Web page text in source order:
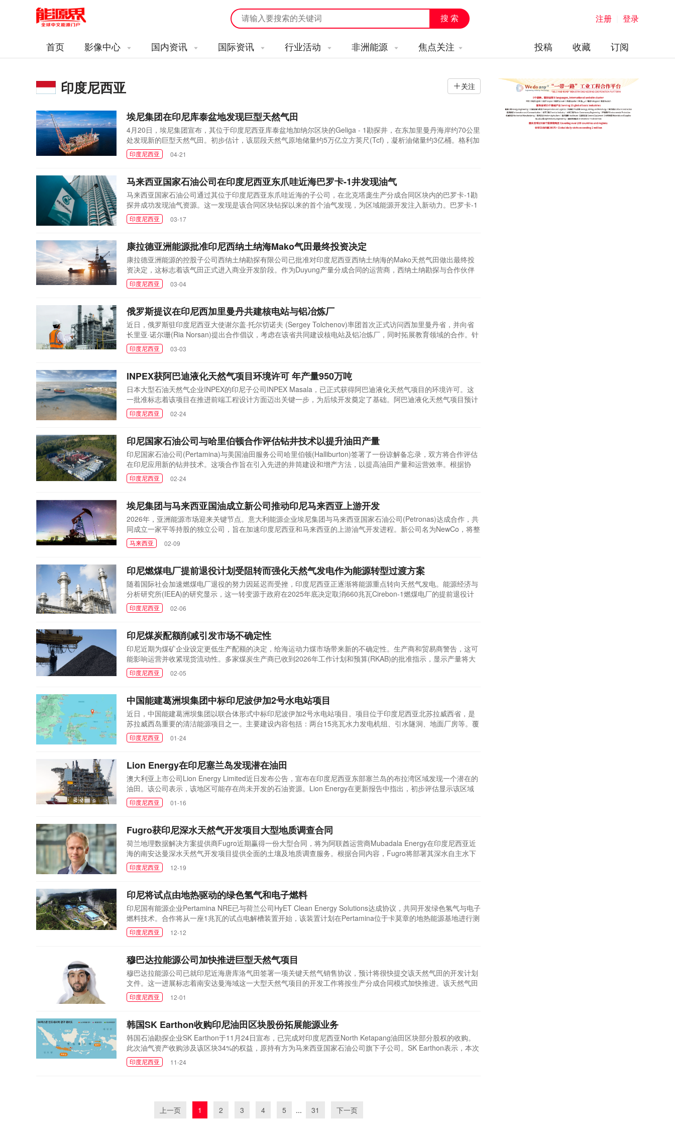
注册 登录
首页 影像中心 国内资讯 国际资讯 行业活动 非洲能源 焦点关注 订阅
收藏
投稿
印度尼西亚 关注
埃尼集团在印尼库泰盆地发现巨型天然气田
4月20日，埃尼集团宣布，其位于印度尼西亚库泰盆地加纳尔区块的Geliga - 1勘探井，在东加里曼丹海岸约70公里
处发现新的巨型天然气田。初步估计，该层段天然气原地储量约5万亿立方英尺(Tcf)，凝析油储量约3亿桶。格利加
- 1井钻探至总深度约5100米，水深约2000米，在目标中新世地层段发现显著气柱，该地层岩石物理性质优异。计
划进行钻杆测试(DST)评估储层产能。格利加 - 1井的发现是库泰盆地勘探成功记录的一部分，此前，2023年底在
印度尼西亚 04-21
马来西亚国家石油公司在印度尼西亚东爪哇近海巴罗卡-1井发现油气
马来西亚国家石油公司通过其位于印度尼西亚东爪哇近海的子公司，在北克塔庞生产分成合同区块内的巴罗卡-1勘
探井成功发现油气资源。这一发现是该合同区块钻探以来的首个油气发现，为区域能源开发注入新动力。巴罗卡-1
井于2025年11月30日开钻，钻探深度达到水下真实垂直深度3315.3米。钻探作业揭示了多个含油气层段，后续将
进行进一步评估，以分析井结果并确定其商业潜力。该井位于东爪哇盆地成熟勘探区域，周边已有多个在产油气
印度尼西亚 03-17
康拉德亚洲能源批准印尼西纳土纳海Mako气田最终投资决定
康拉德亚洲能源的控股子公司西纳土纳勘探有限公司已批准对印度尼西亚西纳土纳海的Mako天然气田做出最终投
资决定，这标志着该气田正式进入商业开发阶段。作为Duyung产量分成合同的运营商，西纳土纳勘探与合作伙伴
Empyrean Energy和Coro Energy共同推进该项目。Mako气田位于马塔克岛以北约100公里处，预计首次产气时间
为2027年第四季度。康拉德董事总经理兼首席执行官Miltos Xynogalas表示：Mako最终投资决定将公司转变为一家
印度尼西亚 03-04
俄罗斯提议在印尼西加里曼丹共建核电站与铝冶炼厂
近日，俄罗斯驻印度尼西亚大使谢尔盖·托尔切诺夫 (Sergey Tolchenov)率团首次正式访问西加里曼丹省，并向省
长里亚·诺尔珊(Ria Norsan)提出合作倡议，考虑在该省共同建设核电站及铝冶炼厂，同时拓展教育领域的合作。针
对俄方提议，西加里曼丹省政府表现出积极态度。目前，西加里曼丹省已在本格卡旺县的塞梅萨克岛为核电站项目
预留了建设用地，并在积极寻求投资方，俄方核工业代表在访问中介绍了其公司掌握的单机组功率从100兆瓦至
印度尼西亚 03-03
INPEX获阿巴迪液化天然气项目环境许可 年产量950万吨
日本大型石油天然气企业INPEX的印尼子公司INPEX Masala，已正式获得阿巴迪液化天然气项目的环境许可。这
一批准标志着该项目在推进前端工程设计方面迈出关键一步，为后续开发奠定了基础。阿巴迪液化天然气项目预计
年产量将达到950万吨。这一产量规模相当于日本年度液化天然气进口总量的10%以上，显示出项目在能源供应中
的重要地位。INPEX Masala作为INPEX在印尼的运营实体，负责项目的具体实施和管理。目前，阿巴迪液化天然
印度尼西亚 02-24
印尼国家石油公司与哈里伯顿合作评估钻井技术以提升油田产量
印尼国家石油公司(Pertamina)与美国油田服务公司哈里伯顿(Halliburton)签署了一份谅解备忘录，双方将合作评估
在印尼应用新的钻井技术。这项合作旨在引入先进的井筒建设和增产方法，以提高油田产量和运营效率。根据协
议，两家公司将评估多级水力压裂、酸压增产和先进固井服务在选定陆上油田的可行性。合作还涵盖自动化系统和
人工智能在钻井和压裂过程中的潜在应用，以优化操作流程。印尼国家石油公司总裁西蒙·曼蒂里表示：此次合作是
印度尼西亚 02-24
埃尼集团与马来西亚国油成立新公司推动印尼马来西亚上游开发
2026年，亚洲能源市场迎来关键节点。意大利能源企业埃尼集团与马来西亚国家石油公司(Petronas)达成合作，共
同成立一家平等持股的独立公司，旨在加速印度尼西亚和马来西亚的上游油气开发进程。新公司名为NewCo，将整
合双方资产，专注于在印尼和马来西亚开展一系列新的上游开发项目。此举被视为应对亚洲地区持续增长的能源需
求的重要举措。过去数年，该区域市场迅速扩张，已成为全球主要能源消费地之一。埃尼集团与马来西亚国油的合
马来西亚 02-09
印尼燃煤电厂提前退役计划受阻转而强化天然气发电作为能源转型过渡方案
随着国际社会加速燃煤电厂退役的努力因延迟而受挫，印度尼西亚正逐渐将能源重点转向天然气发电。能源经济与
分析研究所(IEEA)的研究显示，这一转变源于政府在2025年底决定取消660兆瓦Cirebon-1燃煤电厂的提前退役计
划。该决定凸显了印尼在能源转型过程中面临的现实阻碍。印尼作为东南亚重要的能源消费国，其能源政策调整对
区域市场具有显著影响。天然气发电因其相对较低的碳排放和灵活的运营特性，正成为该国能源结构中的重要组成
印度尼西亚 02-06
印尼煤炭配额削减引发市场不确定性
印尼近期为煤矿企业设定更低生产配额的决定，给海运动力煤市场带来新的不确定性。生产商和贸易商警告，这可
能影响运营并收紧现货流动性。多家煤炭生产商已收到2026年工作计划和预算(RKAB)的批准指示，显示产量将大
幅减少。雅加达此举旨在收紧海运供应并支撑价格，以应对长期供应过剩。印尼煤炭矿业协会(ICMA)已敦促能源部
重新审视削减幅度。在1月31日的信中，ICMA表示，据报道削减40-70%可能阻碍生产商履行合同承诺，导致索
印度尼西亚 02-05
中国能建葛洲坝集团中标印尼波伊加2号水电站项目
近日，中国能建葛洲坝集团以联合体形式中标印尼波伊加2号水电站项目。项目位于印度尼西亚北苏拉威西省，是
苏拉威西岛重要的清洁能源项目之一。主要建设内容包括：两台15兆瓦水力发电机组、引水隧洞、地面厂房等。覆
盖设计、采购、施工安装和调试全过程。项目建成后，将成为支撑印尼北苏拉威西省区域发展的重要清洁能源基地
有效优化当地能源结构，为区域经济社会发展注入可持续动力。...
印度尼西亚 01-24
Lion Energy在印尼塞兰岛发现潜在油田
澳大利亚上市公司Lion Energy Limited近日发布公告，宣布在印度尼西亚东部塞兰岛的布拉湾区域发现一个潜在的
油田。该公司表示，该地区可能存在尚未开发的石油资源。Lion Energy在更新报告中指出，初步评估显示该区域
蕴藏潜在的可采石油资源，即存在尚未发现的油气藏。但公司同时强调，目前尚不能确定其商业开采价值，需要进
行更多勘探与评估工作来确认资源的规模与开发可行性。该报告也提及了项目相关的技术及商业风险。该公司是一
印度尼西亚 01-16
Fugro获印尼深水天然气开发项目大型地质调查合同
荷兰地理数据解决方案提供商Fugro近期赢得一份大型合同，将为阿联酋运营商Mubadala Energy在印度尼西亚近
海的南安达曼深水天然气开发项目提供全面的土壤及地质调查服务。根据合同内容，Fugro将部署其深水自主水下
航行器以及名为海底钻机2的机器人海底钻探系统，从印度尼西亚的支援船上开展工作，以获取精确的海底地质信
息。该深水天然气项目主要涉及唐库洛气田的开发，计划通过海底管线连接至一艘浮式生产储卸油船，实现天然气
印度尼西亚 12-19
印尼将试点由地热驱动的绿色氢气和电子燃料
印尼国有能源企业Pertamina NRE已与荷兰公司HyET Clean Energy Solutions达成协议，共同开发绿色氢气与电子
燃料技术。合作将从一座1兆瓦的试点电解槽装置开始，该装置计划在Pertamina位于卡莫章的地热能源基地进行测
试。该试点项目将利用该地热基地提供的稳定低成本电力。技术核心是采用HyET的质子传导固体氧化物电解技
术，旨在将地热蒸汽转化为绿色氢气，并利用可再生电力将地热二氧化碳一步电解转化为一氧化碳。随后，生产出
印度尼西亚 12-12
穆巴达拉能源公司加快推进巨型天然气项目
穆巴达拉能源公司已就印尼近海唐库洛气田签署一项关键天然气销售协议，预计将很快提交该天然气田的开发计划
文件。这一进展标志着南安达曼海域这一大型天然气项目的开发工作将按生产分成合同模式加快推进。该天然气田
位于印度尼西亚南安达曼海域，被确认为一个资源规模较大的天然气藏。项目运营方穆巴达拉能源公司表示，在完
成此次天然气销售协议签署后，即将向管理当局正式提交天然气田开发方案，为项目进入实质性建设阶段创造条
印度尼西亚 12-01
韩国SK Earthon收购印尼油田区块股份拓展能源业务
韩国石油勘探企业SK Earthon于11月24日宣布，已完成对印度尼西亚North Ketapang油田区块部分股权的收购。
此次油气资产收购涉及该区块34%的权益，原持有方为马来西亚国家石油公司旗下子公司。SK Earthon表示，本次
交易是其拓展海外油气资产组合战略的具体举措。公司通过与马来西亚国家石油公司及印尼国家石油公司子公司建
立合作关系，共同开发位于爪哇岛东北部的油田区块。合作各方持股比例分别为马来西亚国家石油公司51%，SK
印度尼西亚 11-24
上一页 1 2 3 4 5 ... 31 下一页